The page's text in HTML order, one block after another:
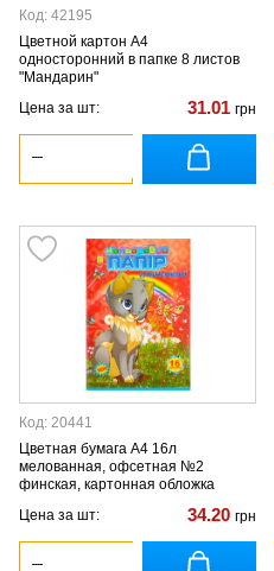
Код: 42195
Цветной картон А4
односторонний в папке 8 листов
"Мандарин"
Цена за шт:
31.01 грн
Код: 20441
Цветная бумага А4 16л
мелованная, офсетная №2
финская, картонная обложка
Цена за шт:
34.20 грн